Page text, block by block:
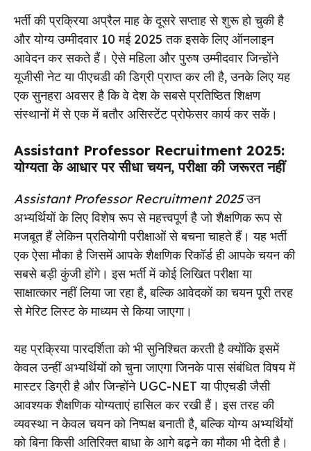
भर्ती की प्रक्रिया अप्रैल माह के दूसरे सप्ताह से शुरू हो चुकी है
और योग्य उम्मीदवार 10 मई 2025 तक इसके लिए ऑनलाइन
आवेदन कर सकते हैं। ऐसे महिला और पुरुष उम्मीदवार जिन्होंने
यूजीसी नेट या पीएचडी की डिग्री प्राप्त कर ली है, उनके लिए यह
एक सुनहरा अवसर है कि वे देश के सबसे प्रतिष्ठित शिक्षण
संस्थानों में से एक में बतौर असिस्टेंट प्रोफेसर कार्य कर सकें।
Assistant Professor Recruitment 2025:
योग्यता के आधार पर सीधा चयन, परीक्षा की जरूरत नहीं
Assistant Professor Recruitment 2025उन
अभ्यर्थियों के लिए विशेष रूप से महत्त्वपूर्ण है जो शैक्षणिक रूप से
मजबूत हैं लेकिन प्रतियोगी परीक्षाओं से बचना चाहते हैं। यह भर्ती
एक ऐसा मौका है जिसमें आपके शैक्षणिक रिकॉर्ड ही आपके चयन की
सबसे बड़ी कुंजी होंगे। इस भर्ती में कोई लिखित परीक्षा या
साक्षात्कार नहीं लिया जा रहा है, बल्कि आवेदकों का चयन पूरी तरह
से मेरिट लिस्ट के माध्यम से किया जाएगा।
यह प्रक्रिया पारदर्शिता को भी सुनिश्चित करती है क्योंकि इसमें
केवल उन्हीं अभ्यर्थियों को चुना जाएगा जिनके पास संबंधित विषय में
मास्टर डिग्री है और जिन्होंने UGC-NET या पीएचडी जैसी
आवश्यक शैक्षणिक योग्यताएं हासिल कर रखी हैं। इस तरह की
व्यवस्था न केवल चयन को निष्पक्ष बनाती है, बल्कि योग्य अभ्यर्थियों
को बिना किसी अतिरिक्त बाधा के आगे बढ़ने का मौका भी देती है।